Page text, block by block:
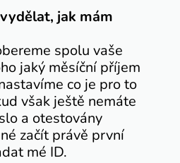
jak mám
spolu vaše
jaký měsíční příjem
co je pro to
však ještě nemáte
a otestovány
začít právě první
mé ID.